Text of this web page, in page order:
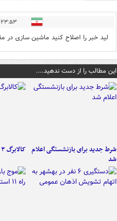
۲۳:۵۳ - ۱۳۹۹/۰۴/۲۶
لید خبر را اصلاح کنید ماشین سازی در
این مطالب را از دست ندهید....
شرط جدید برای بازنشستگی اعلام
شد
کالابرگ ۳ گروه شارژ شد